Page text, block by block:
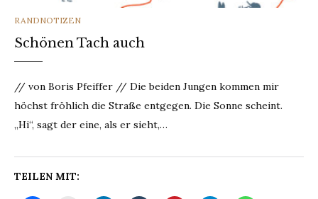
CATEGORIES
RANDNOTIZEN
Schönen Tach auch
// von Boris Pfeiffer // Die beiden Jungen kommen mir
höchst fröhlich die Straße entgegen. Die Sonne scheint.
„Hi“, sagt der eine, als er sieht,…
TEILEN MIT: